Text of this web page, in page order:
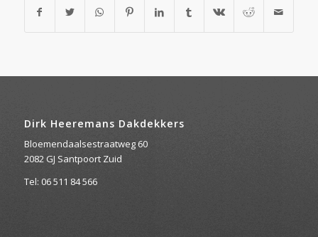
Dirk Heeremans Dakdekkers
Bloemendaalsestraatweg 60
2082 GJ Santpoort Zuid
Tel: 06 511 84 566